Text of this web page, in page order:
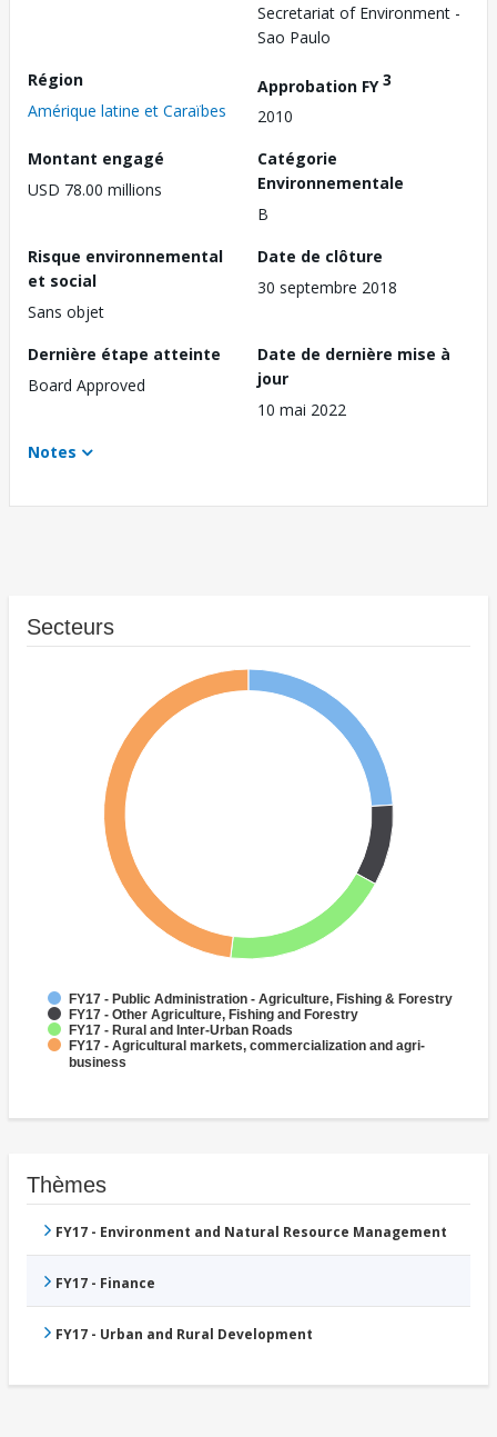
Secretariat of Environment -
Sao Paulo
Région
Amérique latine et Caraïbes
Approbation FY3
2010
Montant engagé
USD 78.00 millions
Catégorie
Environnementale
B
Risque environnemental
et social
Sans objet
Date de clôture
30 septembre 2018
Dernière étape atteinte
Board Approved
Date de dernière mise à
jour
10 mai 2022
Notes
Secteurs
FY17 - Public Administration - Agriculture, Fishing & Forestry
FY17 - Other Agriculture, Fishing and Forestry
FY17 - Rural and Inter-Urban Roads
FY17 - Agricultural markets, commercialization and agri-
business
Thèmes
FY17 - Environment and Natural Resource Management
FY17 - Finance
FY17 - Urban and Rural Development